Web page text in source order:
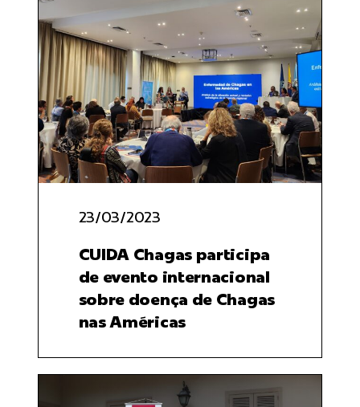
23/03/2023
CUIDA Chagas participa
de evento internacional
sobre doença de Chagas
nas Américas